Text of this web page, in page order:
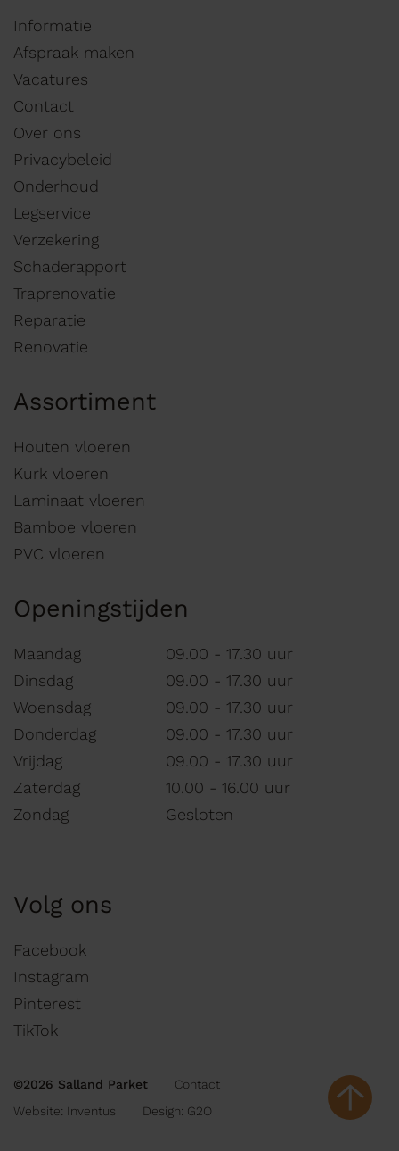
Informatie
Afspraak maken
Vacatures
Contact
Over ons
Privacybeleid
Onderhoud
Legservice
Verzekering
Schaderapport
Traprenovatie
Reparatie
Renovatie
Assortiment
Houten vloeren
Kurk vloeren
Laminaat vloeren
Bamboe vloeren
PVC vloeren
Openingstijden
Maandag
09.00 - 17.30 uur
Dinsdag
09.00 - 17.30 uur
Woensdag
09.00 - 17.30 uur
Donderdag
09.00 - 17.30 uur
Vrijdag
09.00 - 17.30 uur
Zaterdag
10.00 - 16.00 uur
Zondag
Gesloten
Volg ons
Facebook
Instagram
Pinterest
TikTok
©2026 Salland Parket
Contact
Website: Inventus Design: G2O